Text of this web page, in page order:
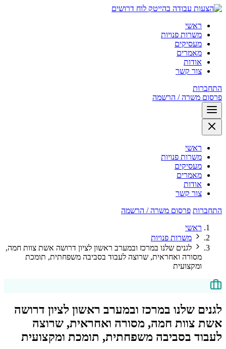
לוח דרושים
ראשי
משרות פנויות
מעסיקים
מאמרים
אודות
צור קשר
התחברות
פרסום משרה / הרשמה
ראשי
משרות פנויות
מעסיקים
מאמרים
אודות
צור קשר
התחברות פרסום משרה / הרשמה
ראשי
משרות פנויות
לגנים שלנו במרכז ובמערב ראשון לציון דרושה אשת צוות חמה,
מסורה ואחראית, שרוצה לעבוד בסביבה משפחתית, תומכת
ומקצועית
לגנים שלנו במרכז ובמערב ראשון לציון דרושה
אשת צוות חמה, מסורה ואחראית, שרוצה
לעבוד בסביבה משפחתית, תומכת ומקצועית